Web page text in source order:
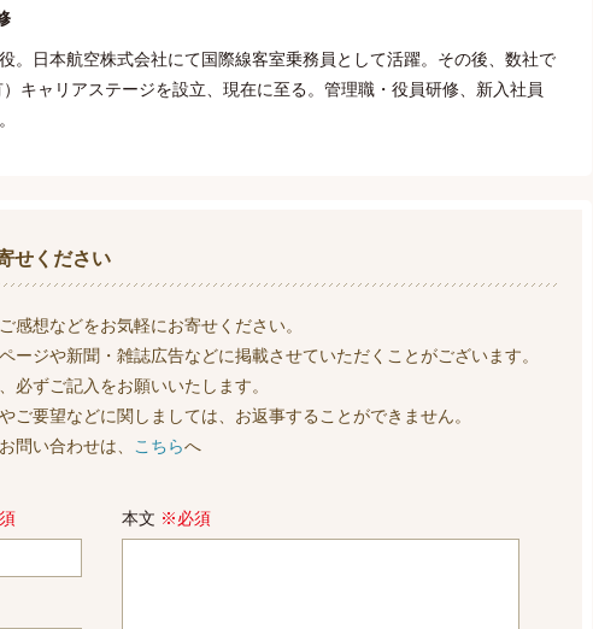
。日本航空株式会社にて国際線客室乗務員として活躍。その後、数社で
キャリアステージを設立、現在に至る。管理職・役員研修、新入社員
せください
感想などをお気軽にお寄せください。
ージや新聞・雑誌広告などに掲載させていただくことがございます。
ずご記入をお願いいたします。
ご要望などに関しましては、お返事することができません。
問い合わせは、
こちらへ
本文 ※必須